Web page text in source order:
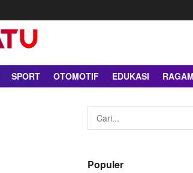
SPORT OTOMOTIF EDUKASI RAGAM
Populer